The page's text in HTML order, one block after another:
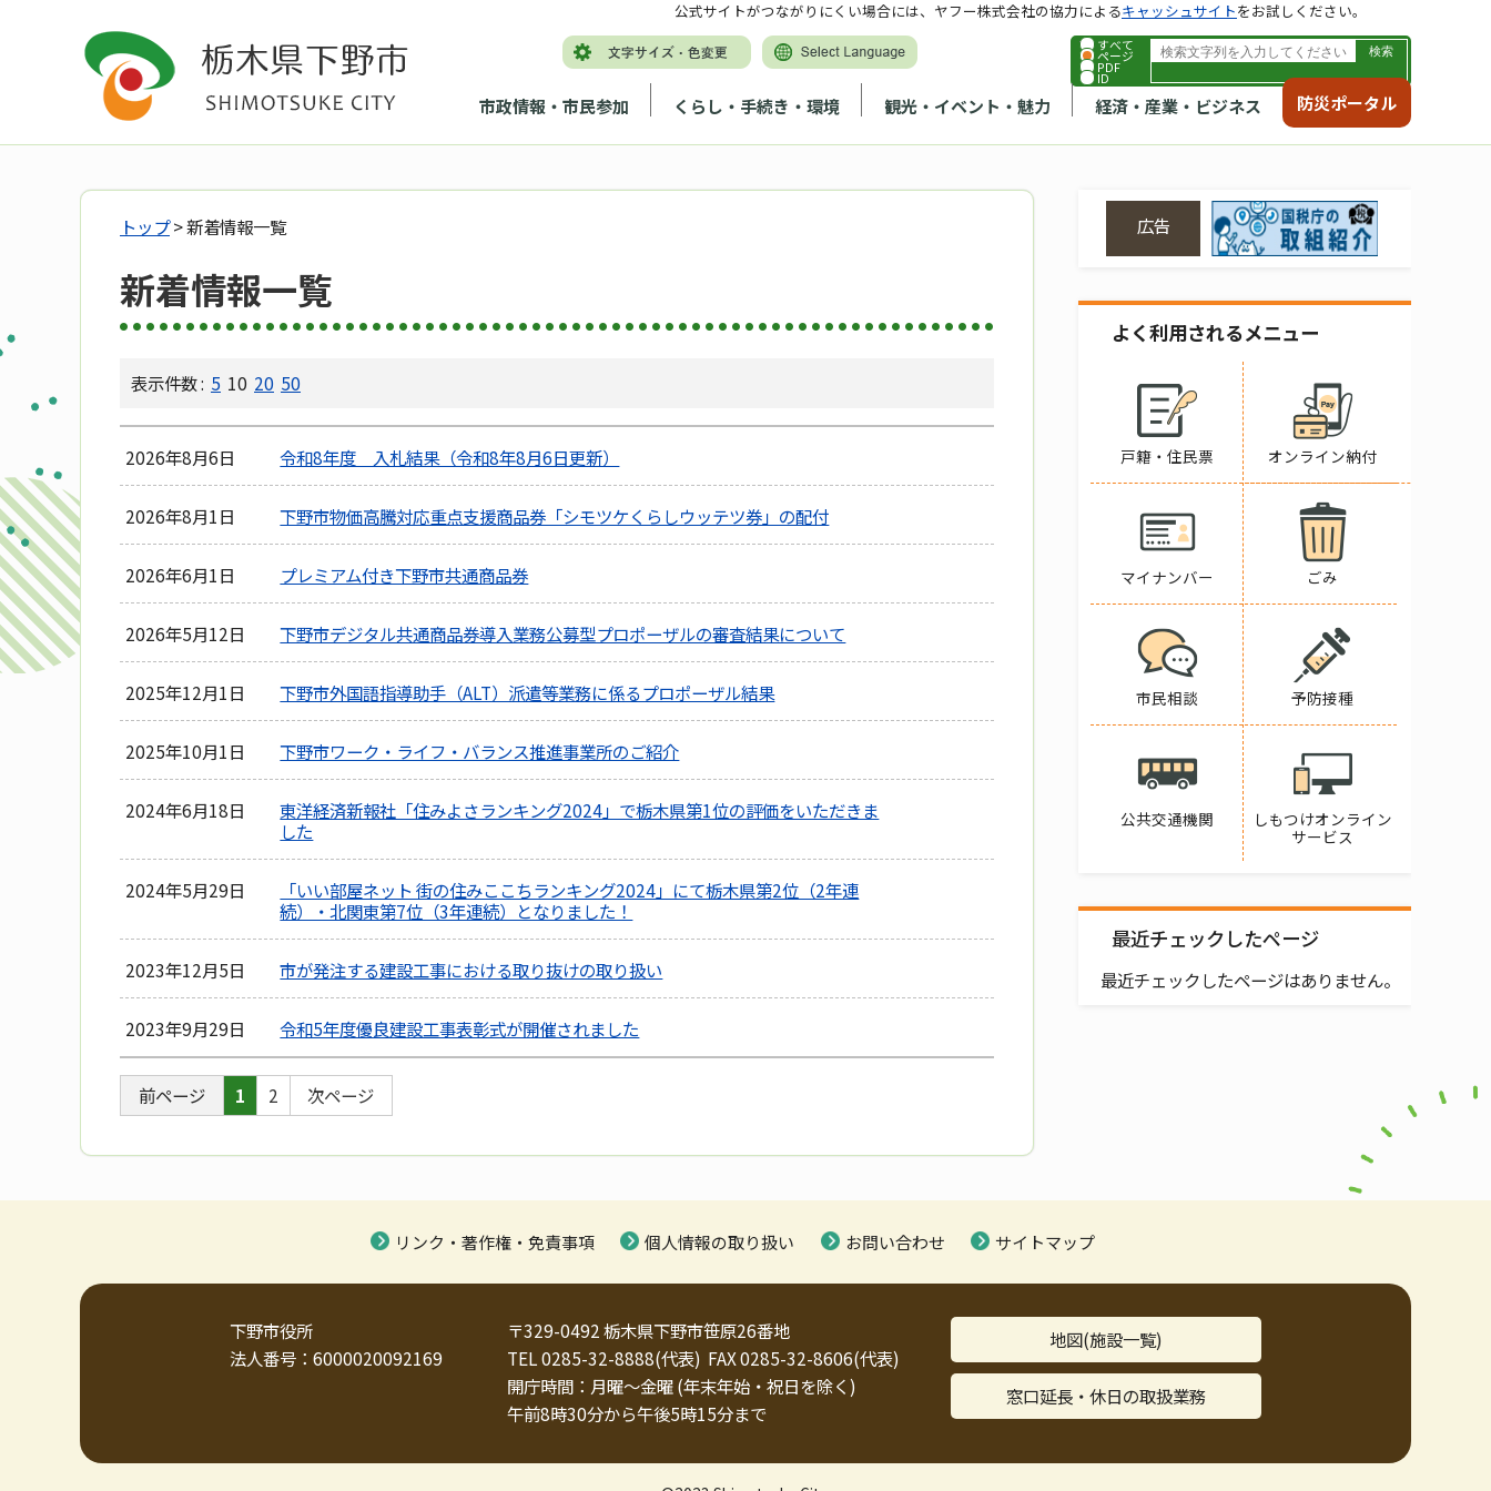
すべて
ページ
PDF
ID
市政情報・市民参加 くらし・手続き・環境 観光・イベント・魅力 経済・産業・ビジネス 防災ポータル
公式サイトがつながりにくい場合には、ヤフー株式会社の協力によるキャッシュサイトをお試しください。
トップ> 新着情報一覧
新着情報一覧
表示件数 : 5 10 20 50
2026年8月6日 令和8年度 入札結果（令和8年8月6日更新）
2026年8月1日 下野市物価高騰対応重点支援商品券「シモツケくらしウッテツ券」の配付
2026年6月1日 プレミアム付き下野市共通商品券
2026年5月12日 下野市デジタル共通商品券導入業務公募型プロポーザルの審査結果について
2025年12月1日 下野市外国語指導助手（ALT）派遣等業務に係るプロポーザル結果
2025年10月1日 下野市ワーク・ライフ・バランス推進事業所のご紹介
2024年6月18日
東洋経済新報社「住みよさランキング2024」で栃木県第1位の評価をいただきま
した
2024年5月29日
「いい部屋ネット 街の住みここちランキング2024」にて栃木県第2位（2年連
続）・北関東第7位（3年連続）となりました！
2023年12月5日 市が発注する建設工事における取り抜けの取り扱い
2023年9月29日 令和5年度優良建設工事表彰式が開催されました
前ページ 1 2 次ページ
広告
よく利用されるメニュー
戸籍・住民票 オンライン納付
マイナンバー ごみ
市民相談 予防接種
公共交通機関
しもつけオンライン
サービス
最近チェックしたページ
最近チェックしたページはありません。
リンク・著作権・免責事項 個人情報の取り扱い お問い合わせ サイトマップ
下野市役所
法人番号：6000020092169
〒329-0492 栃木県下野市笹原26番地
TEL 0285-32-8888(代表) FAX 0285-32-8606(代表)
開庁時間：月曜～金曜 (年末年始・祝日を除く)
午前8時30分から午後5時15分まで
地図(施設一覧)
窓口延長・休日の取扱業務